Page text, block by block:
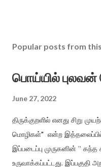
Popular posts from
பொய்யில்
June 27, 2022
திருக்குறளில் எனது சிறு
மொழிகள்" என்ற
இப்படைப்பு முருகனின் ”
உருவாக்கப்பட்டது. இப்பகுதி